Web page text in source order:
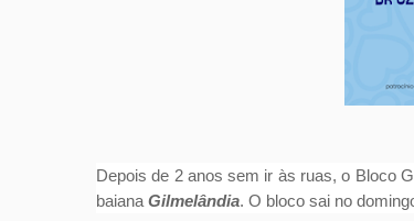
Depois de 2 anos sem ir às ruas, o Bloco
baiana Gilmelândia. O bloco sai no